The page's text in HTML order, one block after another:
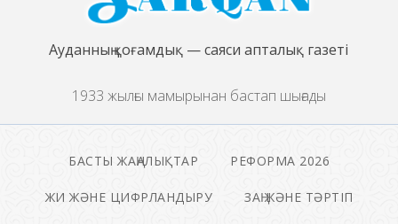
Ауданның қоғамдық — саяси апталық газеті
1933 жылғы мамырынан бастап шығады
БАСТЫ ЖАҢАЛЫҚТАР РЕФОРМА 2026
ЖИ ЖӘНЕ ЦИФРЛАНДЫРУ ЗАҢ ЖӘНЕ ТӘРТІП